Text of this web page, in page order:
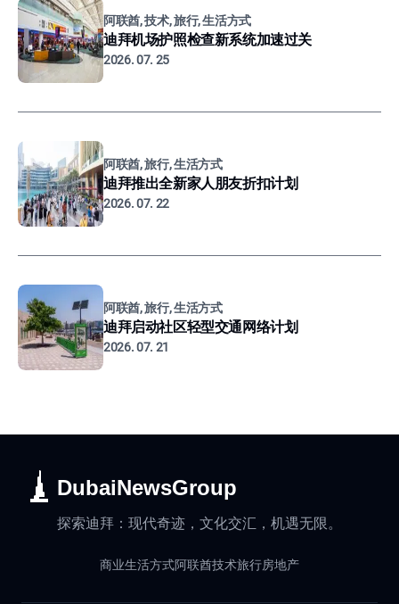
阿联酋, 技术, 旅行, 生活方式
迪拜机场护照检查新系统加速过关
2026. 07. 25
阿联酋, 旅行, 生活方式
迪拜推出全新家人朋友折扣计划
2026. 07. 22
阿联酋, 旅行, 生活方式
迪拜启动社区轻型交通网络计划
2026. 07. 21
DubaiNewsGroup
探索迪拜：现代奇迹，文化交汇，机遇无限。
商业生活方式阿联酋技术旅行房地产